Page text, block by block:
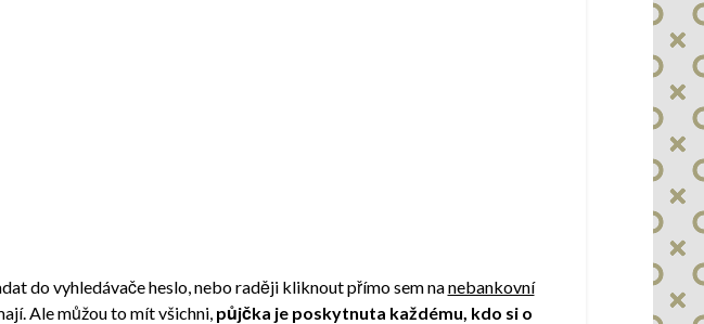
do vyhledávače heslo, nebo raději kliknout přímo sem nanebankovní
Ale můžou to mít všichni, půjčka je poskytnuta každému, kdo si o